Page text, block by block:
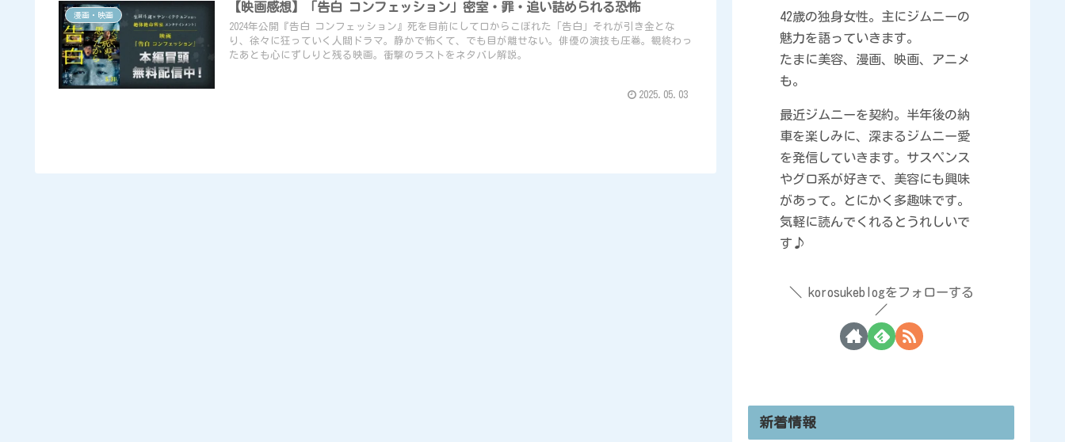
漫画・映画
【映画感想】「告白 コンフェッション」密室・罪・追い詰められる恐怖
2024年公開『告白 コンフェッション』死を目前にして口からこぼれた「告白」それが引き金とな
り、徐々に狂っていく人間ドラマ。静かで怖くて、でも目が離せない。俳優の演技も圧巻。観終わっ
たあとも心にずしりと残る映画。衝撃のラストをネタバレ解説。
2025.05.03
42歳の独身女性。主にジムニーの
魅力を語っていきます。
たまに美容、漫画、映画、アニメ
も。
最近ジムニーを契約。半年後の納
車を楽しみに、深まるジムニー愛
を発信していきます。サスペンス
やグロ系が好きで、美容にも興味
があって。とにかく多趣味です。
気軽に読んでくれるとうれしいで
す♪
korosukeblogをフォローする
新着情報